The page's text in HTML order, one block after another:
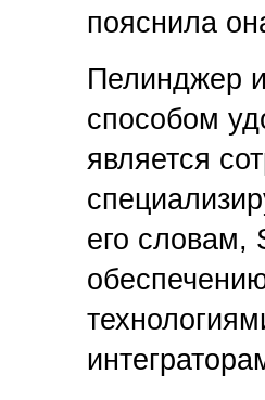
пояснила
Пелинджер
способом
является
его словам,